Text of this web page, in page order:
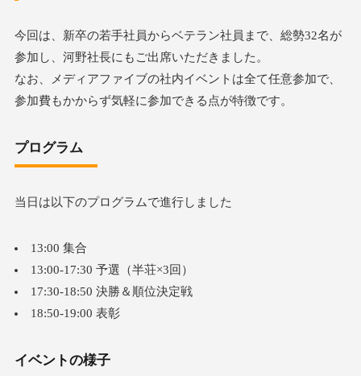
今回は、新卒の若手社員からベテラン社員まで、総勢32名が
参加し、河野社長にもご出席いただきました。
なお、メディアファイブの社内イベントは全て任意参加で、
参加費もかからず気軽に参加できる点が特徴です。
プログラム
当日は以下のプログラムで進行しました
13:00 集合
13:00-17:30 予選（半荘×3回）
17:30-18:50 決勝＆順位決定戦
18:50-19:00 表彰
イベントの様子